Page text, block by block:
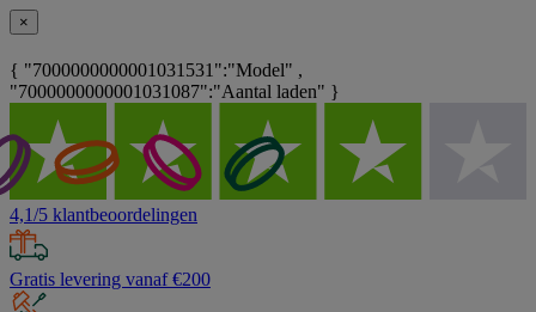
×
{ "7000000000001031531":"Model" ,
"7000000000001031087":"Aantal laden" }
4,1/5 klantbeoordelingen
Gratis levering vanaf €200